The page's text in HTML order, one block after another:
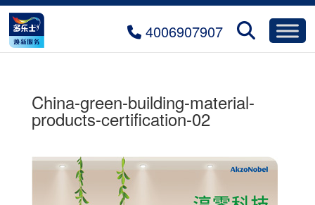
4006907907
China-green-building-material-
products-certification-02